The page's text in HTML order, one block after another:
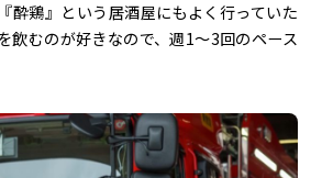
酔鶏』という居酒屋にもよく行っていた
飲むのが好きなので、週1～3回のペース